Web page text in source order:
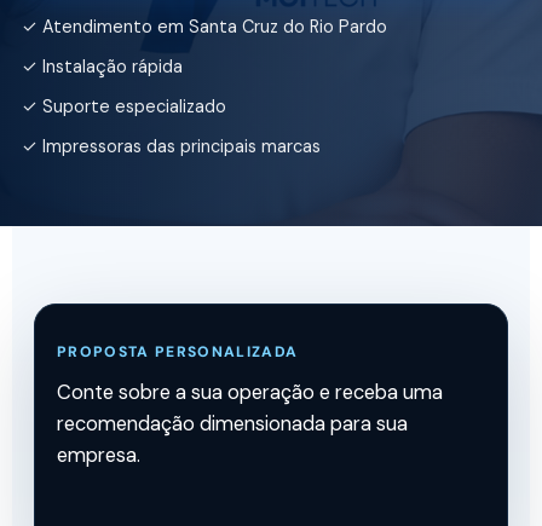
✓ Atendimento em Santa Cruz do Rio Pardo
✓ Instalação rápida
✓ Suporte especializado
✓ Impressoras das principais marcas
PROPOSTA PERSONALIZADA
Conte sobre a sua operação e receba uma
recomendação dimensionada para sua
empresa.